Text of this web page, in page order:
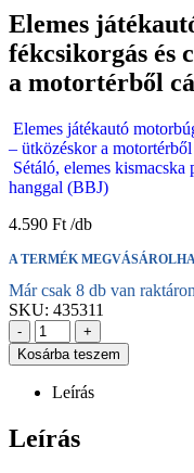
Elemes
fékcsikorgás és
a motortérből
Elemes játékautó
– ütközéskor a
Sétáló, elemes
hanggal (BBJ)
4.590 Ft
A TERMÉK
Már csak 8 db van
SKU: 435311
-
+
Kosárba teszem
Leírás
Leírás